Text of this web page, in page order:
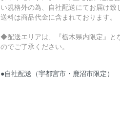
い規格外の為、自社配送にてお届け致
送料は商品代金に含まれております。
◆配送エリアは、『栃木県内限定』と
のでご了承ください。
●自社配送（宇都宮市・鹿沼市限定）